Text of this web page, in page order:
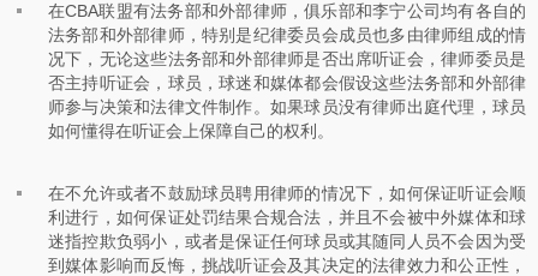
在CBA联盟有法务部和外部律师，俱乐部和李宁公司均有各自的
法务部和外部律师，特别是纪律委员会成员也多由律师组成的情
况下，无论这些法务部和外部律师是否出席听证会，律师委员是
否主持听证会，球员，球迷和媒体都会假设这些法务部和外部律
师参与决策和法律文件制作。如果球员没有律师出庭代理，球员
如何懂得在听证会上保障自己的权利。
在不允许或者不鼓励球员聘用律师的情况下，如何保证听证会顺
利进行，如何保证处罚结果合规合法，并且不会被中外媒体和球
迷指控欺负弱小，或者是保证任何球员或其随同人员不会因为受
到媒体影响而反悔，挑战听证会及其决定的法律效力和公正性，